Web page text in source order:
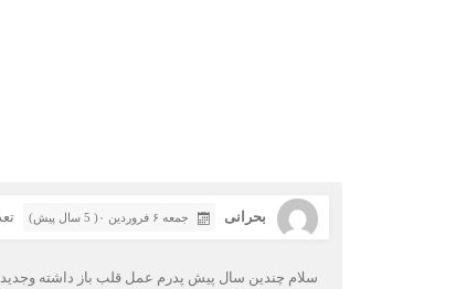
بحرانی جمعه ۶ فروردین ۰( 5 سال پیش)
سلام چندین سال پیش پدرم عمل قلب باز داشته